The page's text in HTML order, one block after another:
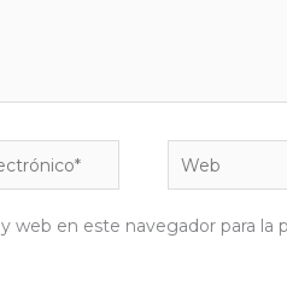
Web
web en este navegador para la